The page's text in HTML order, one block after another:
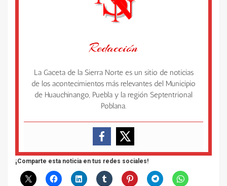
Redacción
La Gaceta de la Sierra Norte es un sitio de noticias
de los acontecimientos más relevantes del Municipio
de Huauchinango, Puebla y la región Septentrional
Poblana.
¡Comparte esta noticia en tus redes sociales!